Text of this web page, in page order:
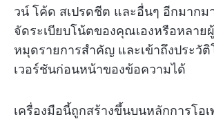
วน์ โค้ด สเปรดชีต และอื่นๆ อีกมาก
จัดระเบียบโน้ตของคุณเองหรือหลาย
หมุดรายการสำคัญ และเข้าถึงประวัติ
เวอร์ชันก่อนหน้าของข้อความได้
เครื่องมือนี้ถูกสร้างขึ้นบนหลักการโอ